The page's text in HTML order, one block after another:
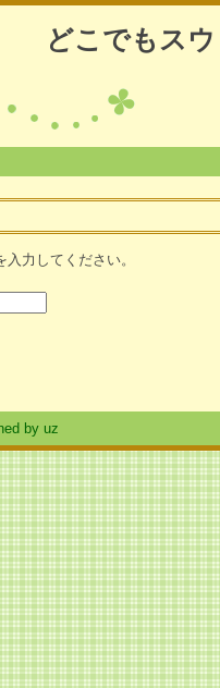
どこでもス
力してください。
by uz